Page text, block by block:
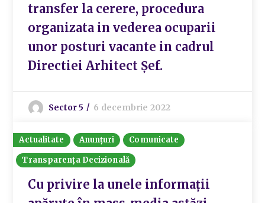
transfer la cerere, procedura
organizata in vederea ocuparii
unor posturi vacante in cadrul
Directiei Arhitect Șef.
Sector 5 6 decembrie 2022
Actualitate Anunțuri
Comunicate
Transparența Decizională
Cu privire la unele informații